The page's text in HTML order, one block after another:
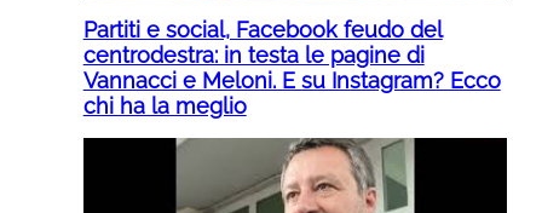
Partiti e social, Facebook feudo del
centrodestra: in testa le pagine di
Vannacci e Meloni. E su Instagram? Ecco
chi ha la meglio